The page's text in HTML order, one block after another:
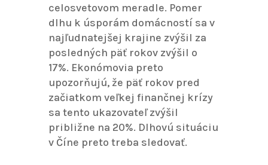
celosvetovom meradle. Pomer
dlhu k úsporám domácností sa v
najľudnatejšej krajine zvýšil za
posledných päť rokov zvýšil o
17%. Ekonómovia preto
upozorňujú, že päť rokov pred
začiatkom veľkej finančnej krízy
sa tento ukazovateľ zvýšil
približne na 20%. Dlhovú situáciu
v Číne preto treba sledovať.